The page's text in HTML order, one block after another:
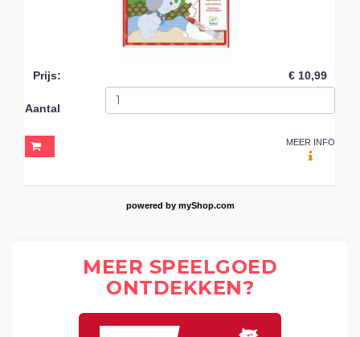
Prijs: € 10,99
Aantal
MEER INFO
powered by myShop.com
MEER SPEELGOED
ONTDEKKEN?